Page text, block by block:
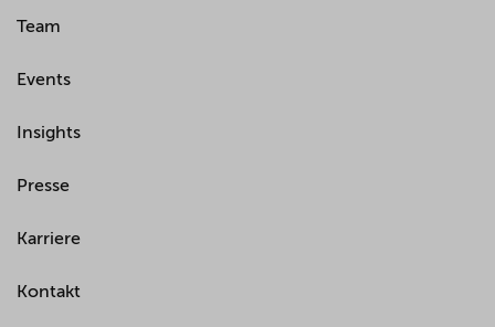
Team
Events
Insights
Presse
Karriere
Kontakt